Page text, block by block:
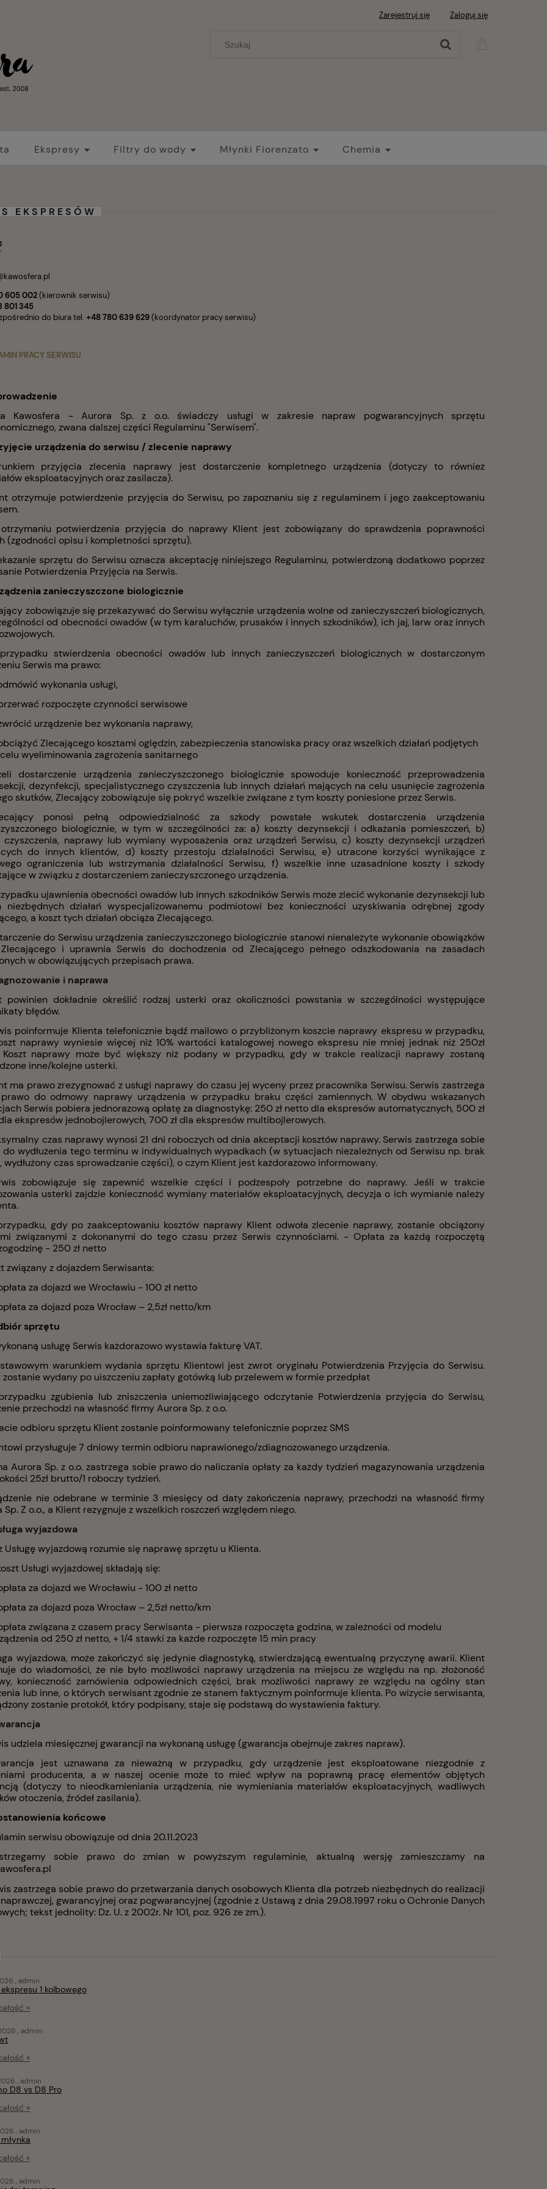
Zarejestruj się Zaloguj się
Ekspresy Filtry do wody Młynki Fiorenzato Chemia
Caffè Silver 1kg - kawa
Do koszyka
Musetti Armonico 1kg - kawa
ziarnista
129,00 zł Do koszyka
BWT BESTPROTECT V - filtr do
wody do ekspresu, funkcja
409,00 zł Do koszyka
EKSPRESÓW
605 002(kierownik serwisu)
801 345
do biura tel. +48 780 639 629(koordynator pracy serwisu)
PRACY SERWISU
Kawosfera - Aurora Sp. z o.o. świadczy usługi w zakresie napraw pogwarancyjnych sprzętu
zwana dalszej części Regulaminu "Serwisem".
urządzenia do serwisu / zlecenie naprawy
przyjęcia zlecenia naprawy jest dostarczenie kompletnego urządzenia (dotyczy to również
eksploatacyjnych oraz zasilacza).
otrzymuje potwierdzenie przyjęcia do Serwisu, po zapoznaniu się z regulaminem i jego zaakceptowaniu
potwierdzenia przyjęcia do naprawy Klient jest zobowiązany do sprawdzenia poprawności
(zgodności opisu i kompletności sprzętu).
sprzętu do Serwisu oznacza akceptację niniejszego Regulaminu, potwierdzoną dodatkowo poprzez
Potwierdzenia Przyjęcia na Serwis.
zanieczyszczone biologicznie
zobowiązuje się przekazywać do Serwisu wyłącznie urządzenia wolne od zanieczyszczeń biologicznych,
od obecności owadów (w tym karaluchów, prusaków i innych szkodników), ich jaj, larw oraz innych
stwierdzenia obecności owadów lub innych zanieczyszczeń biologicznych w dostarczonym
Serwis ma prawo:
wykonania usługi,
rozpoczęte czynności serwisowe
urządzenie bez wykonania naprawy,
Zlecającego kosztami oględzin, zabezpieczenia stanowiska pracy oraz wszelkich działań podjętych
wyeliminowania zagrożenia sanitarnego
dostarczenie urządzenia zanieczyszczonego biologicznie spowoduje konieczność przeprowadzenia
dezynfekcji, specjalistycznego czyszczenia lub innych działań mających na celu usunięcie zagrożenia
skutków, Zlecający zobowiązuje się pokryć wszelkie związane z tym koszty poniesione przez Serwis.
ponosi pełną odpowiedzialność za szkody powstałe wskutek dostarczenia urządzenia
biologicznie, w tym w szczególności za: a) koszty dezynsekcji i odkażania pomieszczeń, b)
czyszczenia, naprawy lub wymiany wyposażenia oraz urządzeń Serwisu, c) koszty dezynsekcji urządzeń
do innych klientów, d) koszty przestoju działalności Serwisu, e) utracone korzyści wynikające z
ograniczenia lub wstrzymania działalności Serwisu, f) wszelkie inne uzasadnione koszty i szkody
w związku z dostarczeniem zanieczyszczonego urządzenia.
ujawnienia obecności owadów lub innych szkodników Serwis może zlecić wykonanie dezynsekcji lub
niezbędnych działań wyspecjalizowanemu podmiotowi bez konieczności uzyskiwania odrębnej zgody
a koszt tych działań obciąża Zlecającego.
do Serwisu urządzenia zanieczyszczonego biologicznie stanowi nienależyte wykonanie obowiązków
i uprawnia Serwis do dochodzenia od Zlecającego pełnego odszkodowania na zasadach
w obowiązujących przepisach prawa.
i naprawa
powinien dokładnie określić rodzaj usterki oraz okoliczności powstania w szczególności występujące
błędów.
poinformuje Klienta telefonicznie bądź mailowo o przybliżonym koszcie naprawy ekspresu w przypadku,
naprawy wyniesie więcej niż 10% wartości katalogowej nowego ekspresu nie mniej jednak niż 250zł
Koszt naprawy może być większy niż podany w przypadku, gdy w trakcie realizacji naprawy zostaną
inne/kolejne usterki.
ma prawo zrezygnować z usługi naprawy do czasu jej wyceny przez pracownika Serwisu. Serwis zastrzega
do odmowy naprawy urządzenia w przypadku braku części zamiennych. W obydwu wskazanych
Serwis pobiera jednorazową opłatę za diagnostykę: 250 zł netto dla ekspresów automatycznych, 500 zł
ekspresów jednobojlerowych, 700 zł dla ekspresów multibojlerowych.
czas naprawy wynosi 21 dni roboczych od dnia akceptacji kosztów naprawy. Serwis zastrzega sobie
do wydłużenia tego terminu w indywidualnych wypadkach (w sytuacjach niezależnych od Serwisu np. brak
wydłużony czas sprowadzanie części), o czym Klient jest każdorazowo informowany.
zobowiązuje się zapewnić wszelkie części i podzespoły potrzebne do naprawy. Jeśli w trakcie
usterki zajdzie konieczność wymiany materiałów eksploatacyjnych, decyzja o ich wymianie należy
gdy po zaakceptowaniu kosztów naprawy Klient odwoła zlecenie naprawy, zostanie obciążony
związanymi z dokonanymi do tego czasu przez Serwis czynnościami. - Opłata za każdą rozpoczętą
- 250 zł netto
związany z dojazdem Serwisanta:
za dojazd we Wrocławiu - 100 zł netto
za dojazd poza Wrocław – 2,5zł netto/km
sprzętu
usługę Serwis każdorazowo wystawia fakturę VAT.
warunkiem wydania sprzętu Klientowi jest zwrot oryginału Potwierdzenia Przyjęcia do Serwisu.
zostanie wydany po uiszczeniu zapłaty gotówką lub przelewem w formie przedpłat
zgubienia lub zniszczenia uniemożliwiającego odczytanie Potwierdzenia przyjęcia do Serwisu,
przechodzi na własność firmy Aurora Sp. z o.o.
odbioru sprzętu Klient zostanie poinformowany telefonicznie poprzez SMS
przysługuje 7 dniowy termin odbioru naprawionego/zdiagnozowanego urządzenia.
Aurora Sp. z o.o. zastrzega sobie prawo do naliczania opłaty za każdy tydzień magazynowania urządzenia
25zł brutto/1 roboczy tydzień.
nie odebrane w terminie 3 miesięcy od daty zakończenia naprawy, przechodzi na własność firmy
Sp. Z o.o., a Klient rezygnuje z wszelkich roszczeń względem niego.
wyjazdowa
Usługę wyjazdową rozumie się naprawę sprzętu u Klienta.
Usługi wyjazdowej składają się:
za dojazd we Wrocławiu - 100 zł netto
za dojazd poza Wrocław – 2,5zł netto/km
związana z czasem pracy Serwisanta - pierwsza rozpoczęta godzina, w zależności od modelu
od 250 zł netto, + 1/4 stawki za każde rozpoczęte 15 min pracy
wyjazdowa, może zakończyć się jedynie diagnostyką, stwierdzającą ewentualną przyczynę awarii. Klient
do wiadomości, że nie było możliwości naprawy urządzenia na miejscu ze względu na np. złożoność
konieczność zamówienia odpowiednich części, brak możliwości naprawy ze względu na ogólny stan
lub inne, o których serwisant zgodnie ze stanem faktycznym poinformuje klienta. Po wizycie serwisanta,
zostanie protokół, który podpisany, staje się podstawą do wystawienia faktury.
udziela miesięcznej gwarancji na wykonaną usługę (gwarancja obejmuje zakres napraw).
jest uznawana za nieważną w przypadku, gdy urządzenie jest eksploatowane niezgodnie z
producenta, a w naszej ocenie może to mieć wpływ na poprawną pracę elementów objętych
(dotyczy to nieodkamieniania urządzenia, nie wymieniania materiałów eksploatacyjnych, wadliwych
otoczenia, źródeł zasilania).
końcowe
serwisu obowiązuje od dnia 20.11.2023
sobie prawo do zmian w powyższym regulaminie, aktualną wersję zamieszczamy na
zastrzega sobie prawo do przetwarzania danych osobowych Klienta dla potrzeb niezbędnych do realizacji
naprawczej, gwarancyjnej oraz pogwarancyjnej (zgodnie z Ustawą z dnia 29.08.1997 roku o Ochronie Danych
tekst jednolity: Dz. U. z 2002r. Nr 101, poz. 926 ze zm.).
1 kolbowego
, admin
»
, admin
»
D8 vs D8 Pro
, admin
»
, admin
»
, admin